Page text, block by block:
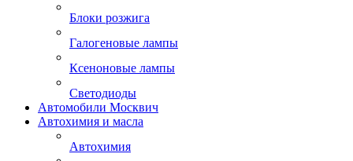
Блоки розжига
Галогеновые лампы
Ксеноновые лампы
Светодиоды
Автомобили Москвич
Автохимия и масла
Автохимия